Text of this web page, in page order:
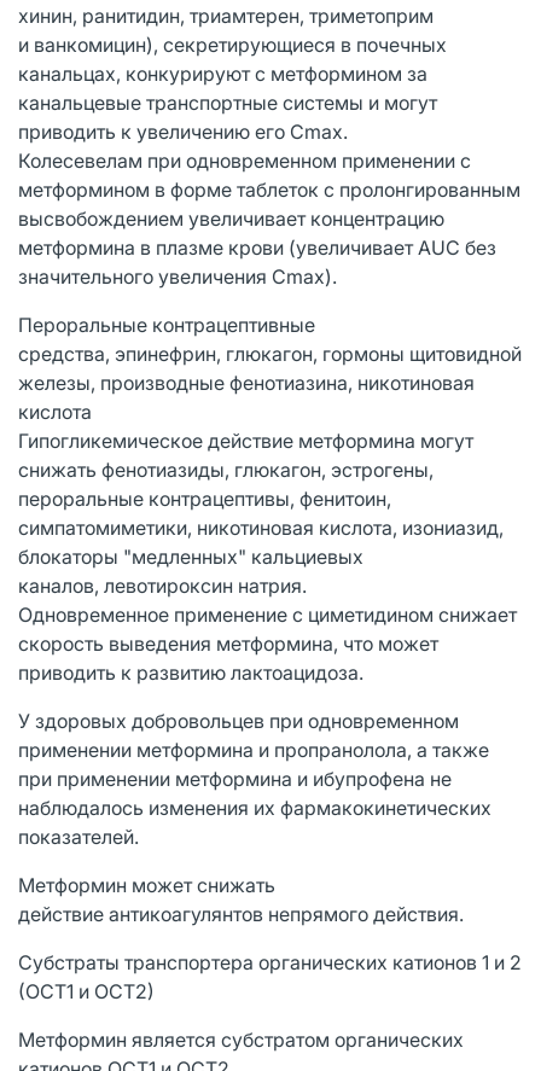
хинин, ранитидин, триамтерен, триметоприм
и ванкомицин), секретирующиеся в почечных
канальцах, конкурируют с метформином за
канальцевые транспортные системы и могут
приводить к увеличению его Сmах.
Колесевелам при одновременном применении с
метформином в форме таблеток с пролонгированным
высвобождением увеличивает концентрацию
метформина в плазме крови (увеличивает AUC без
значительного увеличения Сmах).
Пероральные контрацептивные
средства, эпинефрин, глюкагон, гормоны щитовидной
железы, производные фенотиазина, никотиновая
кислота
Гипогликемическое действие метформина могут
снижать фенотиазиды, глюкагон, эстрогены,
пероральные контрацептивы, фенитоин,
симпатомиметики, никотиновая кислота, изониазид,
блокаторы "медленных" кальциевых
каналов, левотироксин натрия.
Одновременное применение с циметидином снижает
скорость выведения метформина, что может
приводить к развитию лактоацидоза.
У здоровых добровольцев при одновременном
применении метформина и пропранолола, а также
при применении метформина и ибупрофена не
наблюдалось изменения их фармакокинетических
показателей.
Метформин может снижать
действие антикоагулянтов непрямого действия.
Субстраты транспортера органических катионов 1 и 2
(ОСТ1 и ОСТ2)
Метформин является субстратом органических